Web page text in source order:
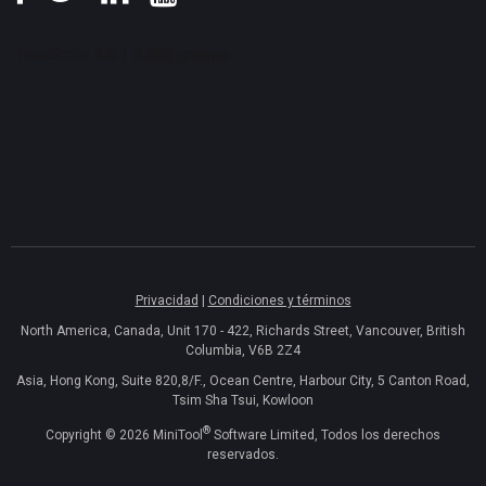
Privacidad | Condiciones y términos
North America, Canada, Unit 170 - 422, Richards Street, Vancouver, British
Columbia, V6B 2Z4
Asia, Hong Kong, Suite 820,8/F., Ocean Centre, Harbour City, 5 Canton Road,
Tsim Sha Tsui, Kowloon
Copyright © 2026 MiniTool ® Software Limited, Todos los derechos
reservados.